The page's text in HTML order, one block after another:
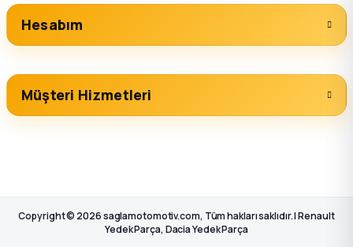
Hesabım
Müşteri Hizmetleri
Copyright © 2026 saglamotomotiv.com, Tüm hakları saklıdır. | Renault
Yedek Parça, Dacia Yedek Parça